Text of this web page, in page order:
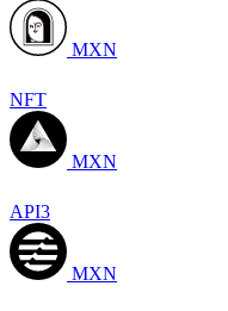
MXN
NFT
MXN
API3
MXN